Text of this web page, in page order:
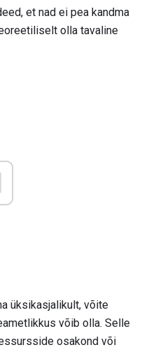
et nad ei pea kandma
olla tavaline
üksikasjalikult, võite
võib olla. Selle
osakond või